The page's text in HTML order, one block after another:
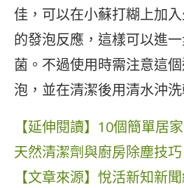
佳，可以在小蘇打糊上加
的發泡反應，這樣可以進
菌。不過使用時需注意這
泡，並在清潔後用清水沖洗
【延伸閱讀】10個簡單居
天然清潔劑與廚房除塵技巧
【文章來源】悅活新知新